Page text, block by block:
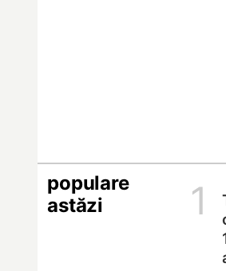
populare
astăzi
1